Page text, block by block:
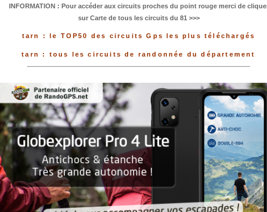
INFORMATION : Pour accéder aux circuits proches du point rouge merci de
sur Carte de tous les circuits du 81 >>>
tarn : le TOP50 des circuits Gps les plus téléchargés
tarn : tous les circuits de randonnée du département